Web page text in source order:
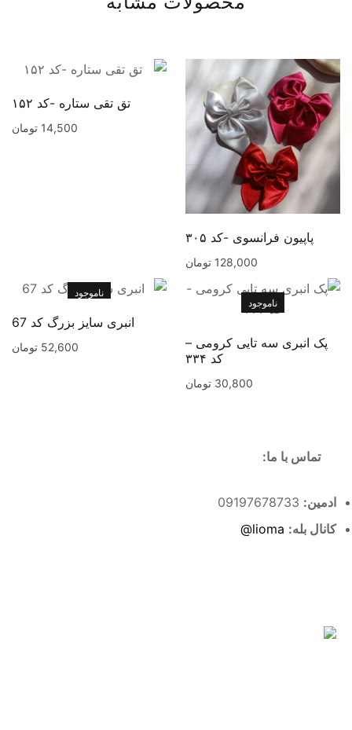
پاپیون فرانسوی -کد ۳۰۵
128,000 تومان
تق تقی ستاره -کد ۱۵۲
14,500 تومان
ناموجود
پک انبری سه تایی کرومی –
کد ۳۳۴
30,800 تومان
ناموجود
انبری سایز بزرگ کد 67
52,600 تومان
تماس با ما:
ادمین:
کانال بله: lioma@